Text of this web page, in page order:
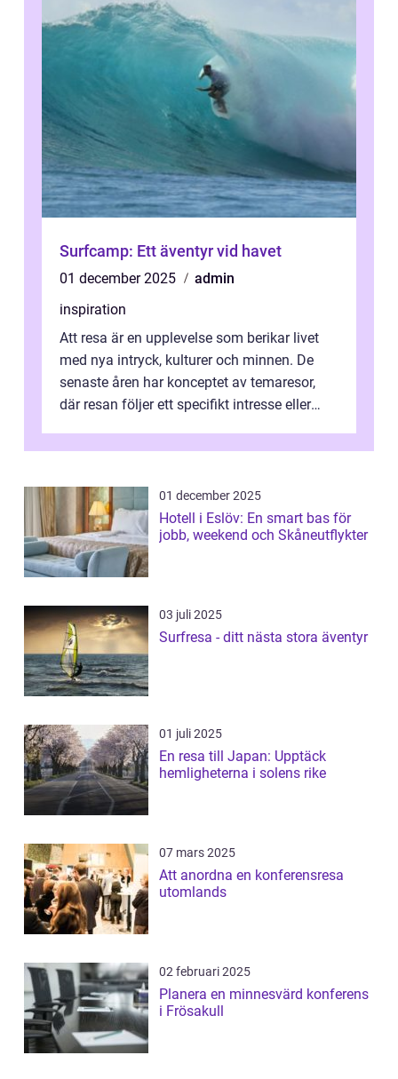
Surfcamp: Ett äventyr vid havet
01 december 2025
admin
inspiration
Att resa är en upplevelse som berikar livet
med nya intryck, kulturer och minnen. De
senaste åren har konceptet av temaresor,
där resan följer ett specifikt intresse eller
01 december 2025
Hotell i Eslöv: En smart bas för
jobb, weekend och Skåneutflykter
03 juli 2025
Surfresa - ditt nästa stora äventyr
01 juli 2025
En resa till Japan: Upptäck
hemligheterna i solens rike
07 mars 2025
Att anordna en konferensresa
utomlands
02 februari 2025
Planera en minnesvärd konferens
i Frösakull